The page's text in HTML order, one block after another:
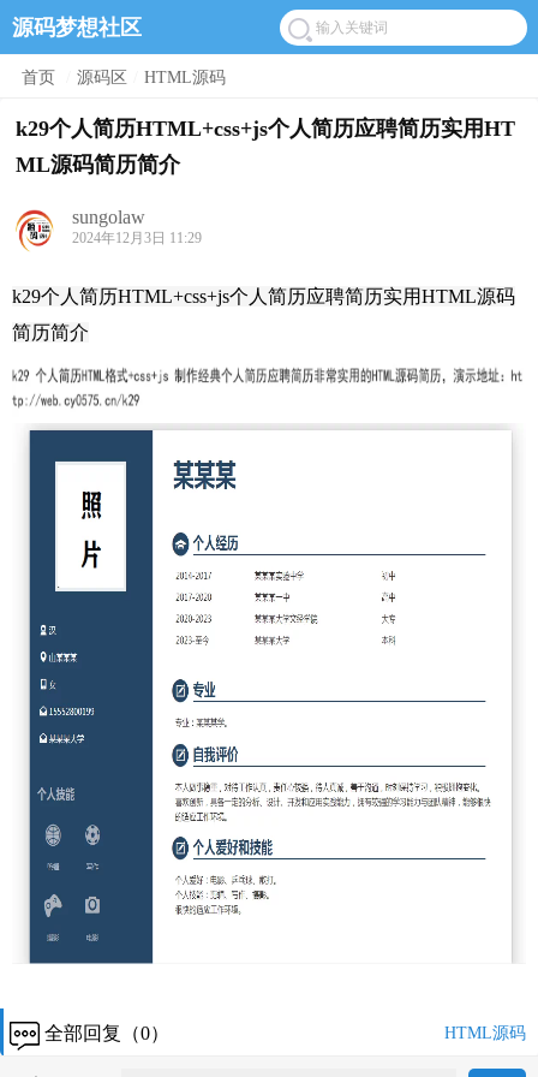
源码梦想社区
首页 源码区 HTML源码
k29个人简历HTML+css+js个人简历应聘简历实用HT
ML源码简历简介
sungolaw
2024年12月3日 11:29
k29个人简历HTML+css+js个人简历应聘简历实用HTML源码
简历简介
全部回复（0） HTML源码